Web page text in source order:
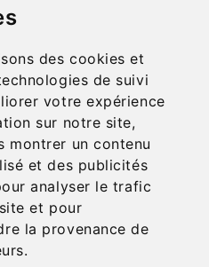
des cookies et
de suivi
votre expérience
sur notre site,
montrer un contenu
et des publicités
analyser le trafic
et pour
la provenance de
FAISCA
D'INTÉRIEUR